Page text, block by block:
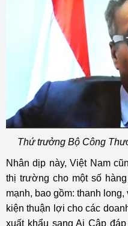
Thứ trưởng Bộ Công
Nhân dịp này, Việt Nam
thị trường cho một số
mạnh, bao gồm: thanh
kiện thuận lợi cho các
xuất khẩu sang Ai Cập